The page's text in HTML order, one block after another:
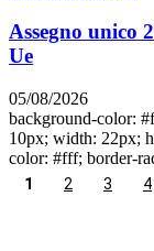
Assegno unico
Ue
05/08/2026
background-color:
10px; width: 22px;
color: #fff; border-
1 2 3 4